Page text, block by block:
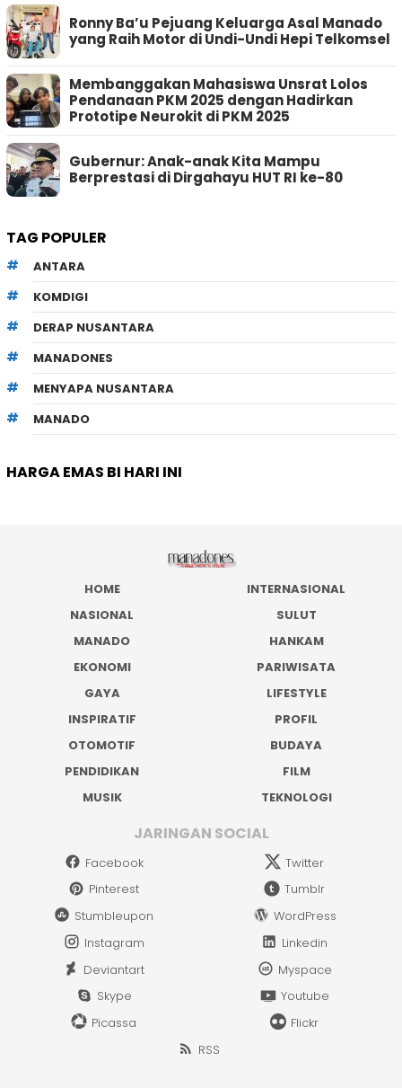
Ronny Ba’u Pejuang Keluarga Asal Manado
yang Raih Motor di Undi-Undi Hepi Telkomsel
Membanggakan Mahasiswa Unsrat Lolos
Pendanaan PKM 2025 dengan Hadirkan
Prototipe Neurokit di PKM 2025
Gubernur: Anak-anak Kita Mampu
Berprestasi di Dirgahayu HUT RI ke-80
TAG POPULER
ANTARA
KOMDIGI
DERAP NUSANTARA
MANADONES
MENYAPA NUSANTARA
MANADO
HARGA EMAS BI HARI INI
HOME
INTERNASIONAL
NASIONAL
SULUT
MANADO
HANKAM
EKONOMI
PARIWISATA
GAYA
LIFESTYLE
INSPIRATIF
PROFIL
OTOMOTIF
BUDAYA
PENDIDIKAN
FILM
MUSIK
TEKNOLOGI
JARINGAN SOCIAL
Facebook
Twitter
Pinterest
Tumblr
Stumbleupon
WordPress
Instagram
Linkedin
Deviantart
Myspace
Skype
Youtube
Picassa
Flickr
RSS